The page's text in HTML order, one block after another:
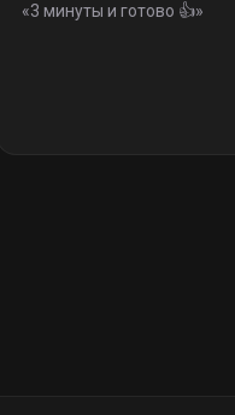
«3 минуты и готово 👍»